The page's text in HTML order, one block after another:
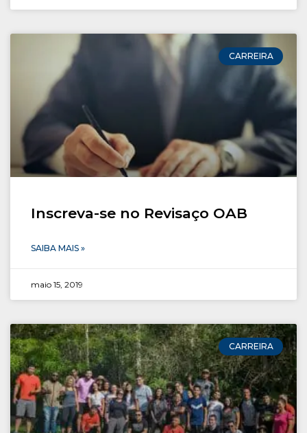
CARREIRA
Inscreva-se no Revisaço OAB
SAIBA MAIS »
maio 15, 2019
CARREIRA